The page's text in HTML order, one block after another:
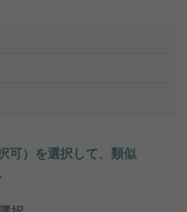
可）を選択して、類似